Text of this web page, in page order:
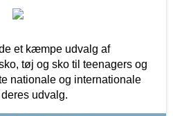
et kæmpe udvalg af
tøj og sko til teenagers og
nationale og internationale
udvalg.